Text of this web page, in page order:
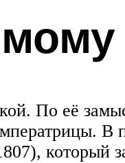
По её
В
который